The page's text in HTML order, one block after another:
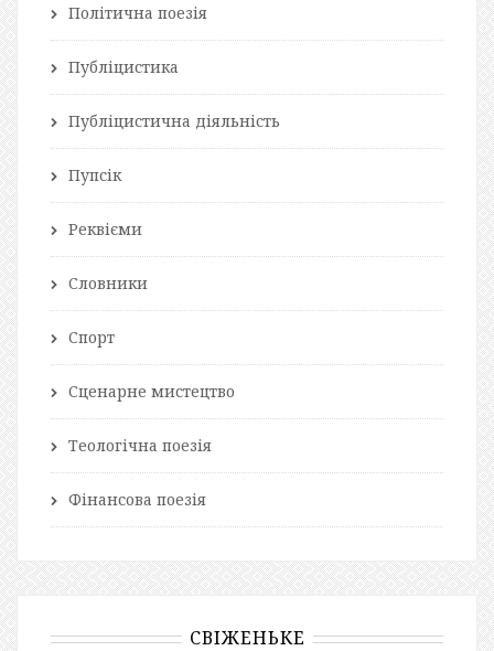
Політична поезія
Публіцистика
Публіцистична діяльність
Пупсік
Реквієми
Словники
Спорт
Сценарне мистецтво
Теологічна поезія
Фінансова поезія
СВІЖЕНЬКЕ